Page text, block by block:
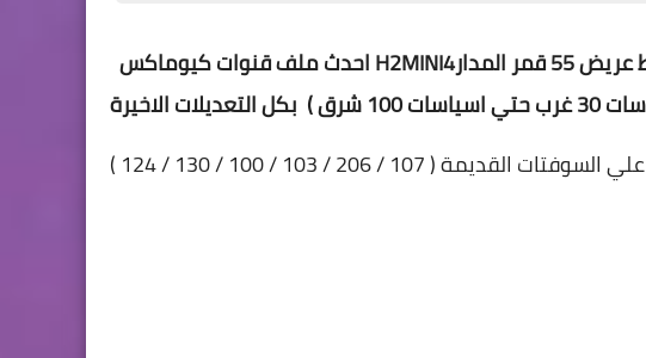
علي السوفتات القديمة ( 107 / 206 / 103 / 100 / 130 / 124 )